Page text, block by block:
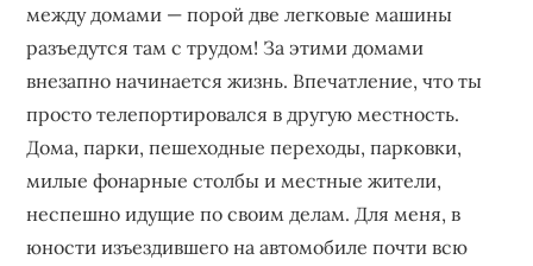
между домами — порой две легковые машины
разъедутся там с трудом! За этими домами
внезапно начинается жизнь. Впечатление, что ты
просто телепортировался в другую местность.
Дома, парки, пешеходные переходы, парковки,
милые фонарные столбы и местные жители,
неспешно идущие по своим делам. Для меня, в
юности изъездившего на автомобиле почти всю